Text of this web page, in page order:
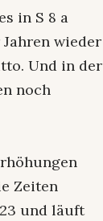
in S 8 a
wieder
Und in der
noch
Zeiten
und läuft